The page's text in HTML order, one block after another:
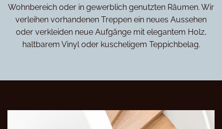
Wohnbereich oder in gewerblich genutzten Räumen. Wir
verleihen vorhandenen Treppen ein neues Aussehen
oder verkleiden neue Aufgänge mit elegantem Holz,
haltbarem Vinyl oder kuscheligem Teppichbelag.